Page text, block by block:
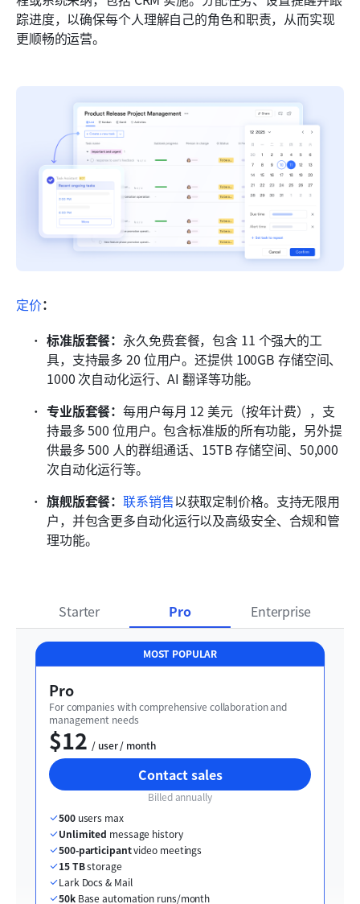
踪进度，以确保每个人理解自己的角色和职责，从而实现
更顺畅的运营。
定价：
标准版套餐： 永久免费套餐，包含 11 个强大的工
具，支持最多 20 位用户。还提供 100GB 存储空间、
1000 次自动化运行、AI 翻译等功能。
专业版套餐：每用户每月 12 美元（按年计费），支
持最多 500 位用户。包含标准版的所有功能，另外提
供最多 500 人的群组通话、15TB 存储空间、50,000
次自动化运行等。
旗舰版套餐：联系销售以获取定制价格。支持无限用
户，并包含更多自动化运行以及高级安全、合规和管
理功能。
Starter Pro Enterprise
MOST POPULAR
Pro
For companies with comprehensive collaboration and
management needs
$12
  / user / month
Contact sales
Billed annually
500 users max
Unlimited message history
500-participant video meetings
15 TB storage
Lark Docs & Mail
50k Base automation runs/month